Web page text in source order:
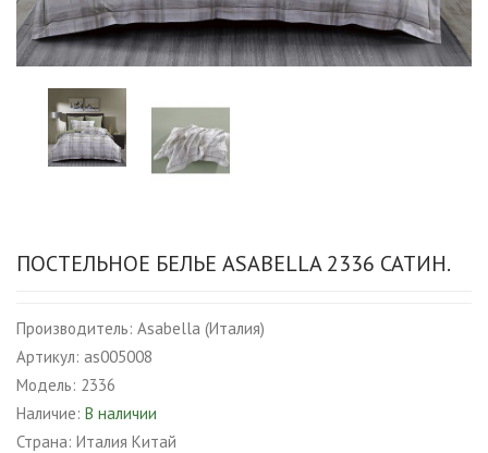
ПОСТЕЛЬНОЕ БЕЛЬЕ ASABELLA 2336 САТИН.
Производитель: Asabella (Италия)
Артикул: as005008
Модель: 2336
Наличие: В наличии
Страна: Италия Китай